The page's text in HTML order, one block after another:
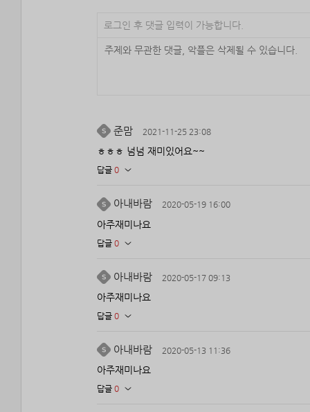
로그인 후 댓글 입력이 가능합니다.
준맘 2021-11-25 23:08
ㅎㅎㅎ 넘넘 재미있어요~~
답글 0
아내바람 2020-05-19 16:00
아주재미나요
답글 0
아내바람 2020-05-17 09:13
아주재미나요
답글 0
아내바람 2020-05-13 11:36
아주재미나요
답글 0